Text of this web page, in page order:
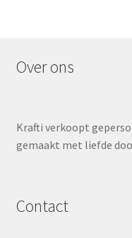
Over ons
Krafti verkoopt
gemaakt met liefde
Contact